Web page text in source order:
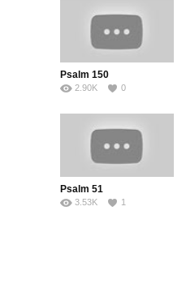
Psalm 150
2.90K 0
Psalm 51
3.53K 1